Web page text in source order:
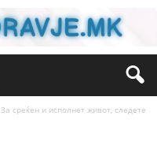
среќен и исполнет живот, следете